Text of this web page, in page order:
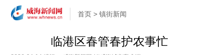
首页 >镇街新闻
临港区春管春护农事忙